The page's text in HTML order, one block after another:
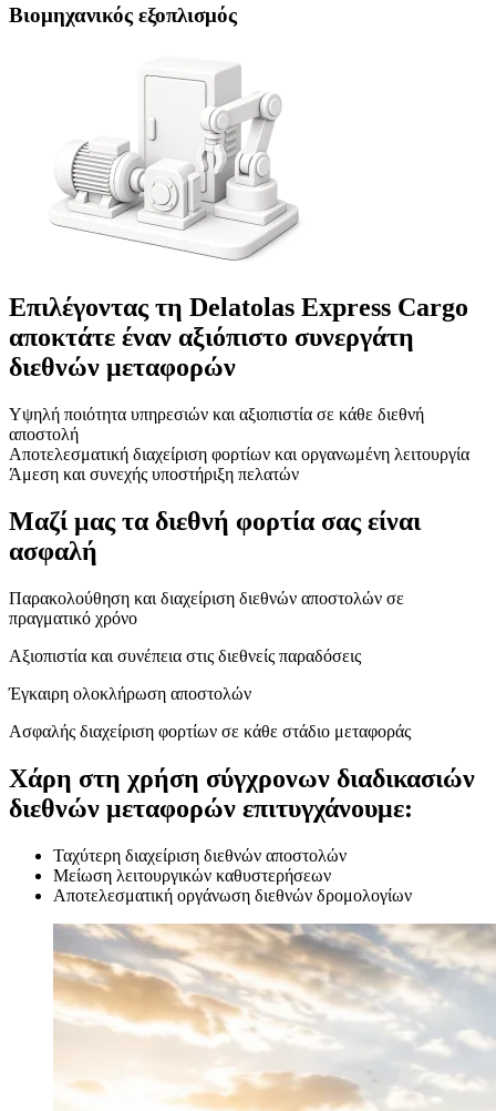
Βιομηχανικός εξοπλισμός
Επιλέγοντας τη Delatolas Express Cargo
αποκτάτε έναν αξιόπιστο συνεργάτη
διεθνών μεταφορών
Υψηλή ποιότητα υπηρεσιών και αξιοπιστία σε κάθε διεθνή
αποστολή
Αποτελεσματική διαχείριση φορτίων και οργανωμένη λειτουργία
Άμεση και συνεχής υποστήριξη πελατών
Μαζί μας τα διεθνή φορτία σας είναι
ασφαλή
Παρακολούθηση και διαχείριση διεθνών αποστολών σε
πραγματικό χρόνο
Αξιοπιστία και συνέπεια στις διεθνείς παραδόσεις
Έγκαιρη ολοκλήρωση αποστολών
Ασφαλής διαχείριση φορτίων σε κάθε στάδιο μεταφοράς
Χάρη στη χρήση σύγχρονων διαδικασιών
διεθνών μεταφορών επιτυγχάνουμε:
Ταχύτερη διαχείριση διεθνών αποστολών
Μείωση λειτουργικών καθυστερήσεων
Αποτελεσματική οργάνωση διεθνών δρομολογίων